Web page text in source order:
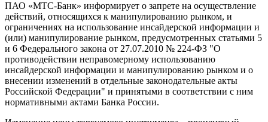
ПАО «МТС-Банк» информирует о запрете на осуществление
действий, относящихся к манипулированию рынком, и
ограничениях на использование инсайдерской информации и
(или) манипулирование рынком, предусмотренных статьями 5
и 6 Федерального закона от 27.07.2010 № 224-ФЗ "О
противодействии неправомерному использованию
инсайдерской информации и манипулированию рынком и о
внесении изменений в отдельные законодательные акты
Российской Федерации" и принятыми в соответствии с ним
нормативными актами Банка России.